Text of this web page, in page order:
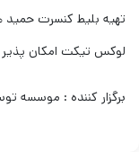
تهیه بلیط کنسرت حمید
لوکس تیکت امکان
برگزار کننده : موسسه